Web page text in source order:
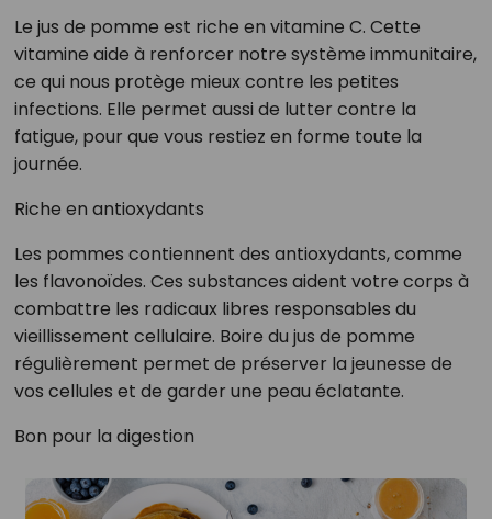
Le jus de pomme est riche en vitamine C. Cette
vitamine aide à renforcer notre système immunitaire,
ce qui nous protège mieux contre les petites
infections. Elle permet aussi de lutter contre la
fatigue, pour que vous restiez en forme toute la
journée.
Riche en antioxydants
Les pommes contiennent des antioxydants, comme
les flavonoïdes. Ces substances aident votre corps à
combattre les radicaux libres responsables du
vieillissement cellulaire. Boire du jus de pomme
régulièrement permet de préserver la jeunesse de
vos cellules et de garder une peau éclatante.
Bon pour la digestion